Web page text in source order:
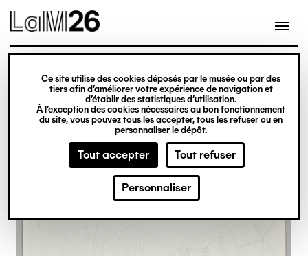
Gestion des cookies
Ce site utilise des cookies déposés par le musée ou par des
tiers afin d’améliorer votre expérience de navigation et
d’établir des statistiques d’utilisation.
À l’exception des cookies nécessaires au bon fonctionnement
du site, vous pouvez tous les accepter, tous les refuser ou en
personnaliser le dépôt.
Tout accepter Tout refuser
Personnaliser
contenu